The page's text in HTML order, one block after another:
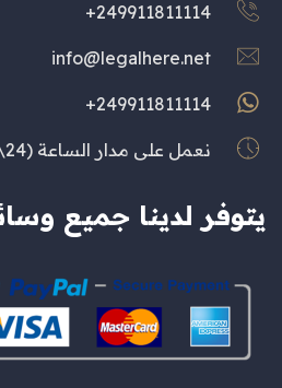
249911811114+
info@legalhere.net
249911811114+
نعمل على مدار الساعة (24\7)
يتوفر لدينا جميع